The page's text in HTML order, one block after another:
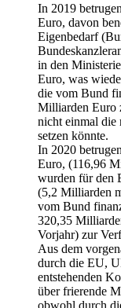
In 2019
Euro, davon
Eigenbedarf
in den
Euro, was
die vom Bund
Milliarden Euro
nicht einmal die
setzen könnte.
In 2020
Euro, (116,96
wurden für den
(5,2 Milliarden
vom Bund
320,35
Vorjahr) zur
Aus dem
durch die EU,
entstehenden
über frierende
obwohl durch